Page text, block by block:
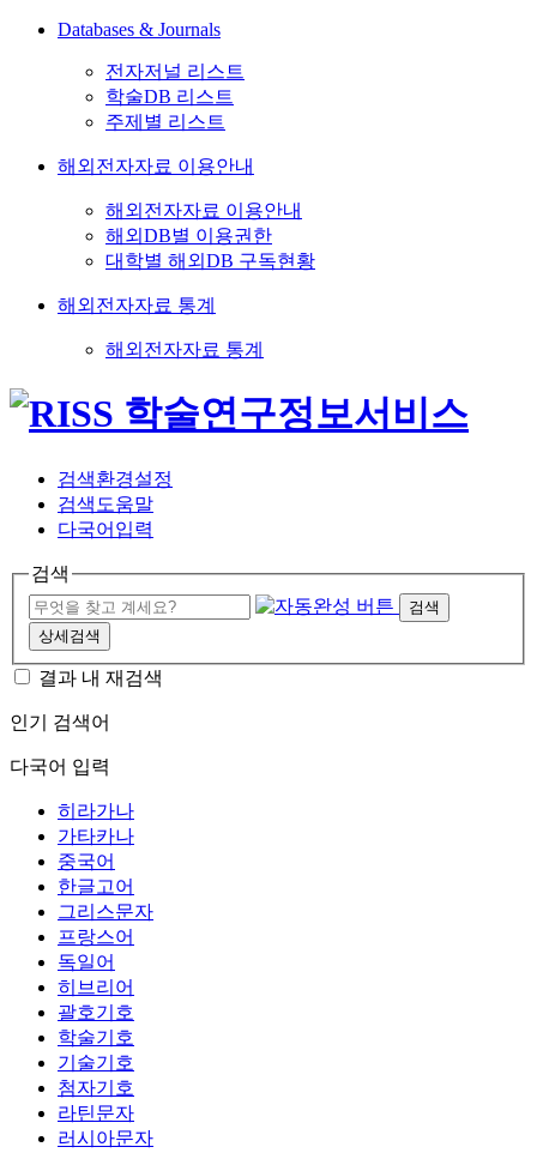
Databases & Journals
전자저널 리스트
학술DB 리스트
주제별 리스트
해외전자자료 이용안내
해외전자자료 이용안내
해외DB별 이용권한
대학별 해외DB 구독현황
해외전자자료 통계
해외전자자료 통계
검색환경설정
검색도움말
다국어입력
검색
검색
상세검색
결과 내 재검색
인기 검색어
다국어 입력
히라가나
가타카나
중국어
한글고어
그리스문자
프랑스어
독일어
히브리어
괄호기호
학술기호
기술기호
첨자기호
라틴문자
러시아문자